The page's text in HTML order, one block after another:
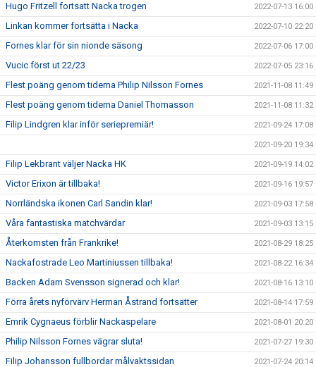
Hugo Fritzell fortsatt Nacka trogen 2022-07-13 16:00
Linkan kommer fortsätta i Nacka 2022-07-10 22:20
Fornes klar för sin nionde säsong 2022-07-06 17:00
Vucic först ut 22/23 2022-07-05 23:16
Flest poäng genom tiderna Philip Nilsson Fornes 2021-11-08 11:49
Flest poäng genom tiderna Daniel Thomasson 2021-11-08 11:32
Filip Lindgren klar inför seriepremiär! 2021-09-24 17:08
2021-09-20 19:34
Filip Lekbrant väljer Nacka HK 2021-09-19 14:02
Victor Erixon är tillbaka! 2021-09-16 19:57
Norrländska ikonen Carl Sandin klar! 2021-09-03 17:58
Våra fantastiska matchvärdar 2021-09-03 13:15
Återkomsten från Frankrike! 2021-08-29 18:25
Nackafostrade Leo Martiniussen tillbaka! 2021-08-22 16:34
Backen Adam Svensson signerad och klar! 2021-08-16 13:10
Förra årets nyförvärv Herman Åstrand fortsätter 2021-08-14 17:59
Emrik Cygnaeus förblir Nackaspelare 2021-08-01 20:20
Philip Nilsson Fornes vägrar sluta! 2021-07-27 19:30
Filip Johansson fullbordar målvaktssidan 2021-07-24 20:14